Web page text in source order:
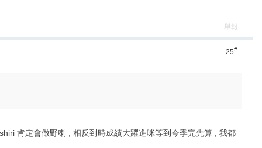
舉報
25#
肯定會做野喇 , 相反到時成績大躍進咪等到今季完先算 , 我都